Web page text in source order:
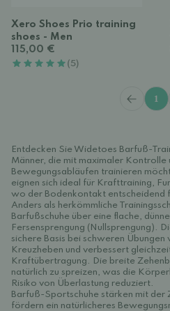
Xero Shoes Prio training
shoes - Men
115,00 €
(5)
1
Entdecken Sie Widetoes Barfuß-
Männer, die mit maximaler Kontrolle
Bewegungsabläufen trainieren
eignen sich ideal für Krafttraining,
wo der Bodenkontakt entscheidend
Anders als herkömmliche
Barfußschuhe über eine flache,
Fersensprengung (Nullsprengung).
sichere Basis bei schweren Übungen
Kreuzheben und verbessert
Kraftübertragung. Die breite
natürlich zu spreizen, was die
Risiko von Überlastung reduziert.
Barfuß-Sportschuhe stärken mit der
fördern ein natürlicheres